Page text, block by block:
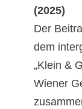
(2025)
Der
dem
„Klein &
Wiener